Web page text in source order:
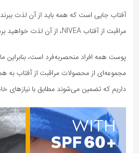
آفتاب جایی است که همه باید از آن لذت
مراقبت از آفتاب NIVEA، از آن لذت خواهید برد!
پوست همه افراد منحصربه‌فرد است، بنابراین
مجموعه‌ای از محصولات مراقبت از آفتاب به
داریم که تضمین می‌شوند مطابق با نیازهای